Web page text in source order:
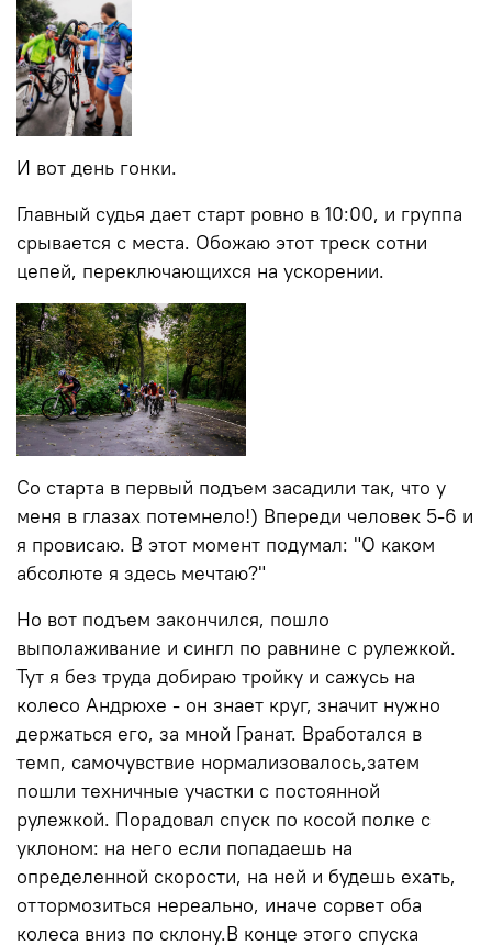
И вот день гонки.
Главный судья дает старт ровно в 10:00, и группа
срывается с места. Обожаю этот треск сотни
цепей, переключающихся на ускорении.
Со старта в первый подъем засадили так, что у
меня в глазах потемнело!) Впереди человек 5-6 и
я провисаю. В этот момент подумал: "О каком
абсолюте я здесь мечтаю?"
Но вот подъем закончился, пошло
выполаживание и сингл по равнине с рулежкой.
Тут я без труда добираю тройку и сажусь на
колесо Андрюхе - он знает круг, значит нужно
держаться его, за мной Гранат. Вработался в
темп, самочувствие нормализовалось,затем
пошли техничные участки с постоянной
рулежкой. Порадовал спуск по косой полке с
уклоном: на него если попадаешь на
определенной скорости, на ней и будешь ехать,
оттормозиться нереально, иначе сорвет оба
колеса вниз по склону.В конце этого спуска